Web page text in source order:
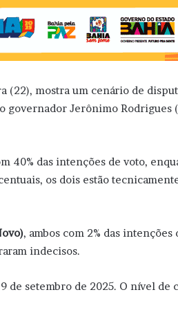
(22), mostra um cenário de
governador Jerônimo Rodrigues
40% das intenções de voto,
os dois estão
, ambos com 2% das intenções
indecisos.
de setembro de 2025. O nível de